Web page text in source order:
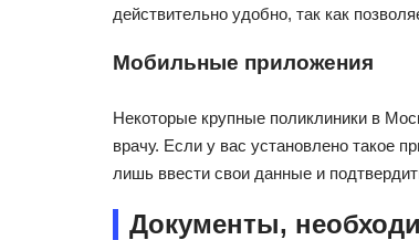
действительно удобно, так как
Мобильные приложения
Некоторые крупные поликлиники в
врачу. Если у вас установлено такое
лишь ввести свои данные и
Документы,